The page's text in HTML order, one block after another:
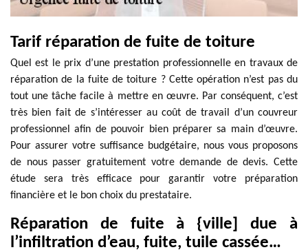
Tarif réparation de fuite de toiture
Quel est le prix d’une prestation professionnelle en travaux de
réparation de la fuite de toiture ? Cette opération n’est pas du
tout une tâche facile à mettre en œuvre. Par conséquent, c’est
très bien fait de s’intéresser au coût de travail d’un couvreur
professionnel afin de pouvoir bien préparer sa main d’œuvre.
Pour assurer votre suffisance budgétaire, nous vous proposons
de nous passer gratuitement votre demande de devis. Cette
étude sera très efficace pour garantir votre préparation
financière et le bon choix du prestataire.
Réparation de fuite à {ville] due à
l’infiltration d’eau, fuite, tuile cassée…